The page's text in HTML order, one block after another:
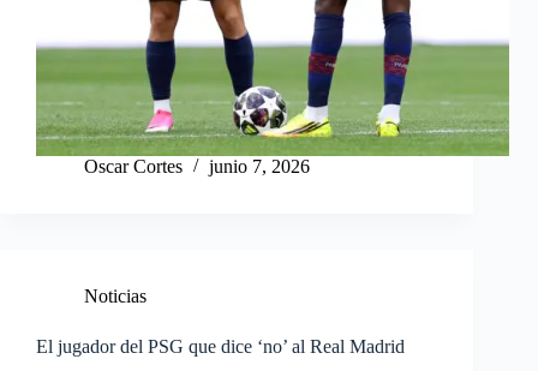
Oscar Cortes junio 7, 2026
Noticias
El jugador del PSG que dice ‘no’ al Real Madrid